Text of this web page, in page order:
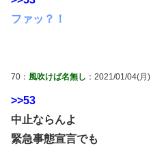
ファッ？！
70： 風吹けば名無し ：2021/01/04(
>>53
中止ならんよ
緊急事態宣言でも